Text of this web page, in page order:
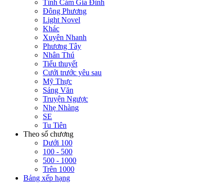
Tình Cảm Gia Đình
Đông Phương
Light Novel
Khác
Xuyên Nhanh
Phương Tây
Nhân Thú
Tiểu thuyết
Cưới trước yêu sau
Mỹ Thực
Sảng Văn
Truyện Ngược
Nhẹ Nhàng
SE
Tu Tiên
Theo số chương
Dưới 100
100 - 500
500 - 1000
Trên 1000
Bảng xếp hạng